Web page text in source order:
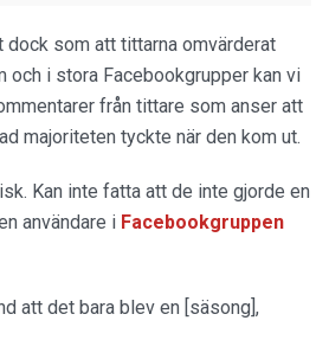
dock som att tittarna omvärderat
och i stora Facebookgrupper kan vi
från tittare som anser att
majoriteten tyckte när den kom ut.
Kan inte fatta att de inte gjorde en
användare i Facebookgruppen
att det bara blev en [säsong],